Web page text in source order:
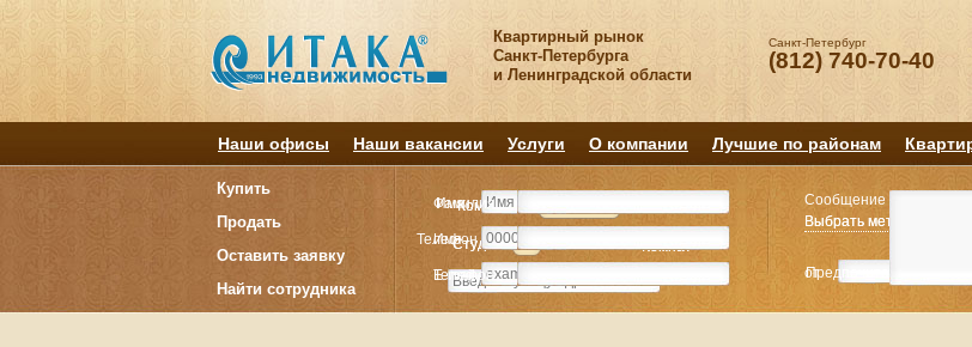
Квартирный рынок
Санкт-Петербурга
и Ленинградской области
Санкт-Петербург
(812) 740-70-40
Наши офисы Наши вакансии Услуги О компании Лучшие по районам
Купить
Продать
Оставить заявку
Найти сотрудника
Комнату
Студия Комнат
Выбрать метро
от
Комнату
Студия Комнат
Выбрать метро
Предпочитаемая цена
Имя
Телефон
E-mail
Сообщение
Фамилия
Имя
Телефон